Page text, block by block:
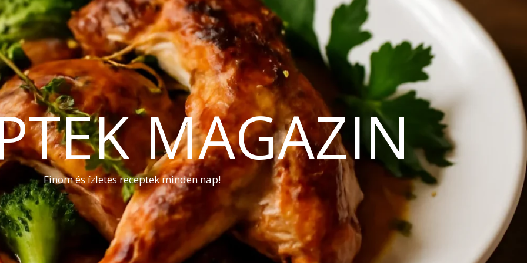
MAGAZIN
Finom és ízletes receptek minden nap!